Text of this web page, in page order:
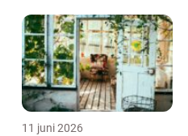
11 juni 2026